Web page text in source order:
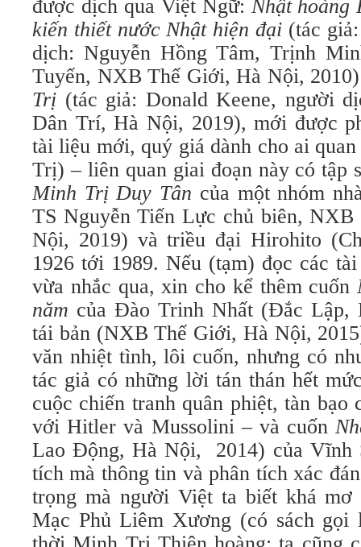
được dịch qua Việt Ngữ: Nhật hoàng
kiến thiết nước Nhật hiện đại (tác
dịch: Nguyễn Hồng Tâm, Trịnh
Tuyến, NXB Thế Giới, Hà Nội,
Trị (tác giả: Donald Keene, người
Dân Trí, Hà Nội, 2019), mới được
tài liệu mới, quý giá dành cho ai
Trị) – liên quan giai đoạn này có tập
Minh Trị Duy Tân của một nhóm
TS Nguyễn Tiến Lực chủ biên,
Nội, 2019) và triều đại Hirohito
1926 tới 1989. Nếu (tạm) đọc các
vừa nhắc qua, xin cho kể thêm cuốn
năm của Đào Trinh Nhất (Đắc Lập,
tái bản (NXB Thế Giới, Hà Nội,
văn nhiệt tình, lôi cuốn, nhưng có
tác giả có những lời tán thán hết
cuộc chiến tranh quân phiệt, tàn bạo
với Hitler và Mussolini – và cuốn
Lao Động, Hà Nội, 2014) của Vĩnh
tích mà thông tin và phân tích xác
trọng mà người Việt ta biết khá
Mạc Phủ Liêm Xương (có sách gọi